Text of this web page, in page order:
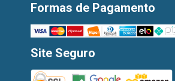
Formas de Pagamento
Site Seguro